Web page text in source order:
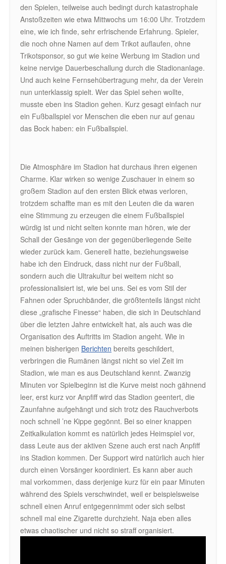
den Spielen, teilweise auch bedingt durch katastrophale
Anstoßzeiten wie etwa Mittwochs um 16:00 Uhr. Trotzdem
eine, wie ich finde, sehr erfrischende Erfahrung. Spieler,
die noch ohne Namen auf dem Trikot auflaufen, ohne
Trikotsponsor, so gut wie keine Werbung im Stadion und
keine nervige Dauerbeschallung durch die Stadionanlage.
Und auch keine Fernsehübertragung mehr, da der Verein
nun unterklassig spielt. Wer das Spiel sehen wollte,
musste eben ins Stadion gehen. Kurz gesagt einfach nur
ein Fußballspiel vor Menschen die eben nur auf genau
das Bock haben: ein Fußballspiel.
Die Atmosphäre im Stadion hat durchaus ihren eigenen
Charme. Klar wirken so wenige Zuschauer in einem so
großem Stadion auf den ersten Blick etwas verloren,
trotzdem schaffte man es mit den Leuten die da waren
eine Stimmung zu erzeugen die einem Fußballspiel
würdig ist und nicht selten konnte man hören, wie der
Schall der Gesänge von der gegenüberliegende Seite
wieder zurück kam. Generell hatte, beziehungsweise
habe ich den Eindruck, dass nicht nur der Fußball,
sondern auch die Ultrakultur bei weitem nicht so
professionalisiert ist, wie bei uns. Sei es vom Stil der
Fahnen oder Spruchbänder, die größtenteils längst nicht
diese „grafische Finesse“ haben, die sich in Deutschland
über die letzten Jahre entwickelt hat, als auch was die
Organisation des Auftritts im Stadion angeht. Wie in
meinen bisherigen Berichten bereits geschildert,
verbringen die Rumänen längst nicht so viel Zeit im
Stadion, wie man es aus Deutschland kennt. Zwanzig
Minuten vor Spielbeginn ist die Kurve meist noch gähnend
leer, erst kurz vor Anpfiff wird das Stadion geentert, die
Zaunfahne aufgehängt und sich trotz des Rauchverbots
noch schnell ’ne Kippe gegönnt. Bei so einer knappen
Zeitkalkulation kommt es natürlich jedes Heimspiel vor,
dass Leute aus der aktiven Szene auch erst nach Anpfiff
ins Stadion kommen. Der Support wird natürlich auch hier
durch einen Vorsänger koordiniert. Es kann aber auch
mal vorkommen, dass derjenige kurz für ein paar Minuten
während des Spiels verschwindet, weil er beispielsweise
schnell einen Anruf entgegennimmt oder sich selbst
schnell mal eine Zigarette durchzieht. Naja eben alles
etwas chaotischer und nicht so straff organisiert.